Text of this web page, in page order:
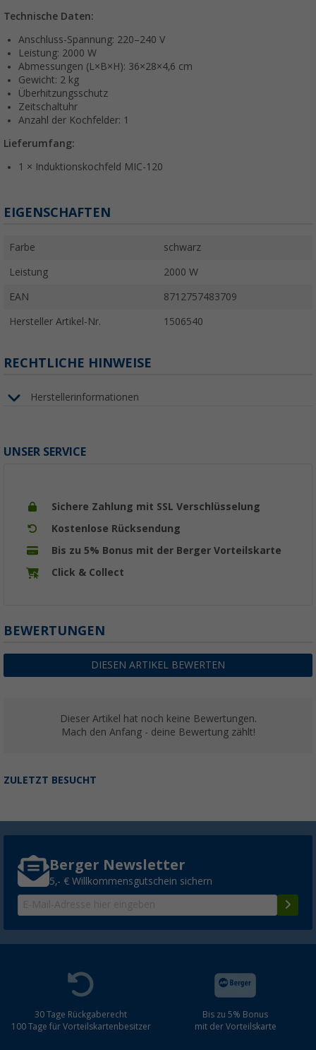
Technische Daten:
Anschluss-Spannung: 220–240 V
Leistung: 2000 W
Abmessungen (L×B×H): 36×28×4,6 cm
Gewicht: 2 kg
Überhitzungsschutz
Zeitschaltuhr
Anzahl der Kochfelder: 1
Lieferumfang:
1 × Induktionskochfeld MIC-120
EIGENSCHAFTEN
Farbe schwarz
Leistung 2000 W
EAN 8712757483709
Hersteller Artikel-Nr. 1506540
RECHTLICHE HINWEISE
Herstellerinformationen
UNSER SERVICE
Sichere Zahlung mit SSL Verschlüsselung
Kostenlose Rücksendung
Bis zu 5% Bonus mit der Berger Vorteilskarte
Click & Collect
BEWERTUNGEN
DIESEN ARTIKEL BEWERTEN
Dieser Artikel hat noch keine Bewertungen.
Mach den Anfang - deine Bewertung zählt!
ZULETZT BESUCHT
Berger Newsletter
5,- € Willkommensgutschein sichern
30 Tage Rückgaberecht
100 Tage für Vorteilskartenbesitzer
Bis zu 5% Bonus
mit der Vorteilskarte